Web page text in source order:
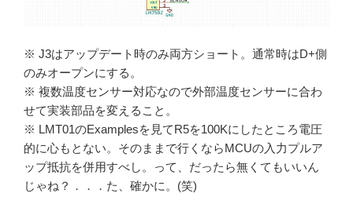
※ J3はアップデート時のみ両方ショート。通常時はD+側
のみオープンにする。
※ 複数温度センサー対応なので外部温度センサーに合わ
せて実装部品を変えること。
※ LMT01のExamplesを見てR5を100Kにしたところ電圧
的に心もとない。そのままで行くならMCUの入力プルア
ップ抵抗を併用すべし。って、だったら無くてもいいん
じゃね？．．．た、確かに。(笑)